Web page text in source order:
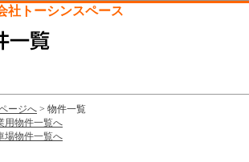
社トーシンスペース
ージへ > 物件一覧
用物件一覧へ
場物件一覧へ